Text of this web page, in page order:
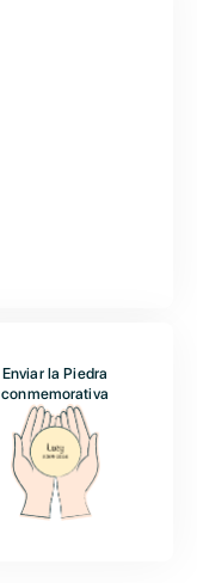
Enviar la Piedra
conmemorativa